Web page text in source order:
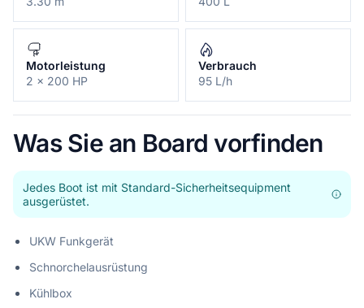
Motorleistung
2 x 200 HP
Verbrauch
95 L/h
Was Sie an Board vorfinden
Jedes Boot ist mit Standard-Sicherheitsequipment
ausgerüstet.
UKW Funkgerät
Schnorchelausrüstung
Kühlbox